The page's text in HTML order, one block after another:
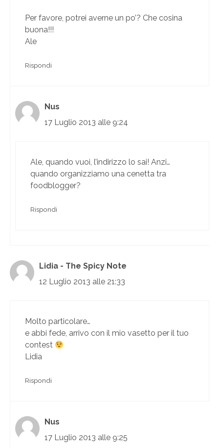
Per favore, potrei averne un po’? Che cosina
buona!!!
Ale
Rispondi
Nus
17 Luglio 2013 alle 9:24
Ale, quando vuoi, l’indirizzo lo sai! Anzi…
quando organizziamo una cenetta tra
foodblogger?
Rispondi
Lidia - The Spicy Note
12 Luglio 2013 alle 21:33
Molto particolare…
e abbi fede, arrivo con il mio vasetto per il tuo
contest
Lidia
Rispondi
Nus
17 Luglio 2013 alle 9:25